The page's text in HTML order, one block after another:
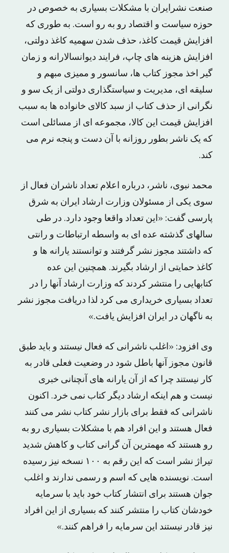
صنعت نشرایران با مشکلات بسیاری به خصوص در
حوزه سیاست و اقتصاد رو به رو است. به طوری که
افزایش قیمت کاغذ، حذف شدن سهمیه کاغذ دولتی،
افزایش هزینه های چاپ، فرایند دیوانسالارانه و زمان
گیر اخذ مجوز کتاب ها، سانسور و ممیزی مبهم و
سلیقه ای، مدیریت و سیاستگذاری دولتی از یک سو و
نگرانی از حذف کتاب از سبد کالای خانواده ها به سبب
افزایش قیمت این کالا، مجموعه ای از مسائلی است
که یک ناشر بطور روزانه با آن دست و پنجه نرم می
کند.
محمد نبوی، ناشر، درباره اعلام تعداد ناشران فعال از
سوی یکی از مسئولان وزارت ارشاد ایران به شرق
پارسی گفت: «این تعداد واقعا وجود دارد. در طی
سالهای گذشته عده ای به واسطه ارتباطات و رانتی
که داشتند مجوز نشر گرفتند و توانستند یارانه ها و
کاغذ حمایتی از ارشاد بگیرند. همچنین این عده
کتابهایی را منتشر کردند که وزارت ارشاد آنها را در
تعداد بسیاری خریداری می کرد لذا دریافت مجوز نشر
به ناگهان در ایران افزایش یافت.»
وی افزود: «اغلب ناشرانی که فعال نیستند و باید طبق
قانون مجوز آنها باطل شود در وضعیت فعلی قادر به
کار نیستند چرا که از آن یارانه های آنچنانی خبری
نیست و هم اینکه ارشاد دیگر کتاب نمی خرد. اکنون
ناشرانی که فقط برای بازار نشر کتاب نشر می کنند
فعال هستند و این افراد هم با مشکلات بسیاری رو به
رو هستند که مهمترین آن گرانی کتاب و کاهش شدید
تیراژ نشر است که این رقم به ۱۰۰ نسخه نیز رسیده
است. نویسنده هایی که اسم و رسمی ندارند و اغلب
جوان هستند برای انتشار کتاب خود باید با سرمایه
خودشان کتاب را منتشر کنند که بسیاری از این افراد
نیز قادر نیستند این سرمایه را فراهم کنند.»